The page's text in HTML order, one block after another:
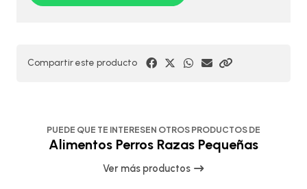
Compartir este producto
PUEDE QUE TE INTERESEN OTROS PRODUCTOS DE
Alimentos Perros Razas Pequeñas
Ver más productos